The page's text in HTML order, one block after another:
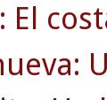
El